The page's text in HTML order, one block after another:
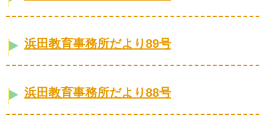
浜田教育事務所だより89号
浜田教育事務所だより88号